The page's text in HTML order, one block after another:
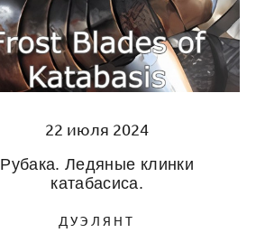
22 июля 2024
Рубака. Ледяные клинки
катабасиса.
ДУЭЛЯНТ